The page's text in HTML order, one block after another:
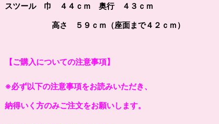
スツール 巾 ４４ｃｍ 奥行 ４３ｃｍ
高さ ５９ｃｍ（座面まで４２ｃｍ）
【ご購入についての注意事項】
※必ず以下の注意事項をお読みいただき、
納得いく方のみご注文をお願いします。